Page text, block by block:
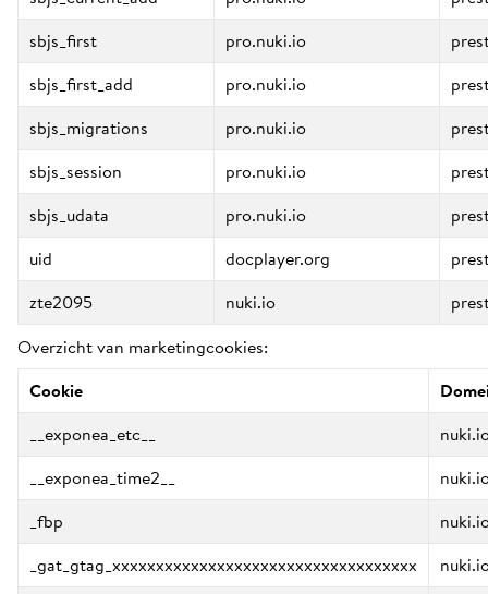
sbjs_first
pro.nuki.io
sbjs_first_add
pro.nuki.io
sbjs_migrations
pro.nuki.io
sbjs_session
pro.nuki.io
sbjs_udata
pro.nuki.io
uid
docplayer.org
zte2095
nuki.io
Overzicht van marketingcookies:
Cookie
__exponea_etc__
__exponea_time2__
_fbp
_gat_gtag_xxxxxxxxxxxxxxxxxxxxxxxxxxxxxxxxxxx